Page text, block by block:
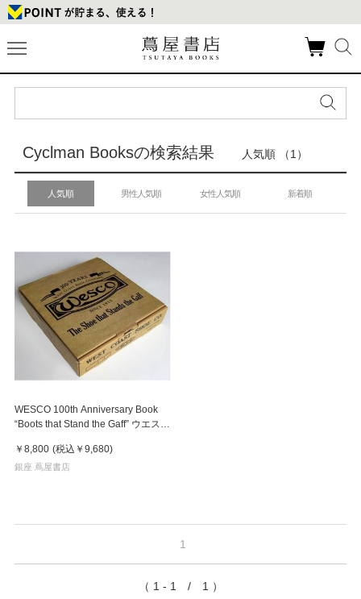
Cyclman Booksの検索結果 人気順 （1）
人気順 男性人気順 女性人気順 新着順
WESCO 100th Anniversary Book
“Boots that Stand the Gaff” ウエスコ
￥8,800 (税込 ￥9,680)
銀座 蔦屋書店
1
（ 1 - 1 / 1 ）